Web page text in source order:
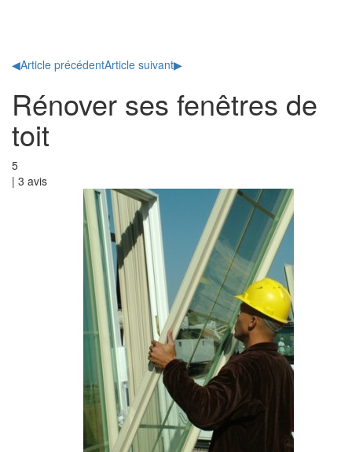
◀Article précédentArticle suivant▶
Rénover ses fenêtres de
toit
5
| 3 avis